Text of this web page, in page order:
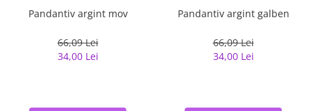
Pandantiv argint mov
66,09 Lei
34,00 Lei
Pandantiv argint galben
66,09 Lei
34,00 Lei